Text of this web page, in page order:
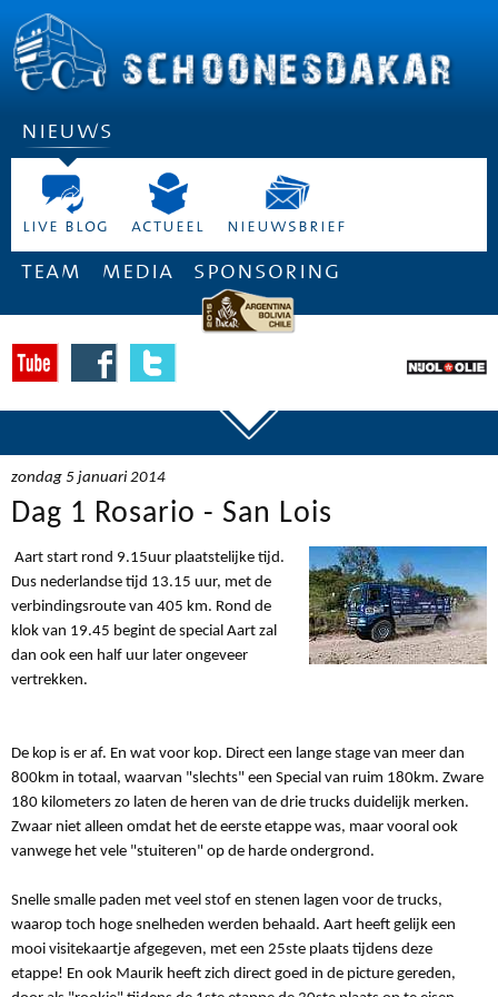
nieuws
live blog actueel nieuwsbrief
team media sponsoring
zondag 5 januari 2014
Dag 1 Rosario - San Lois
Aart start rond 9.15uur plaatstelijke tijd.
Dus nederlandse tijd 13.15 uur, met de
verbindingsroute van 405 km. Rond de
klok van 19.45 begint de special Aart zal
dan ook een half uur later ongeveer
vertrekken.
De kop is er af. En wat voor kop. Direct een lange stage van meer dan
800km in totaal, waarvan "slechts" een Special van ruim 180km. Zware
180 kilometers zo laten de heren van de drie trucks duidelijk merken.
Zwaar niet alleen omdat het de eerste etappe was, maar vooral ook
vanwege het vele "stuiteren" op de harde ondergrond.
Snelle smalle paden met veel stof en stenen lagen voor de trucks,
waarop toch hoge snelheden werden behaald. Aart heeft gelijk een
mooi visitekaartje afgegeven, met een 25ste plaats tijdens deze
etappe! En ook Maurik heeft zich direct goed in de picture gereden,